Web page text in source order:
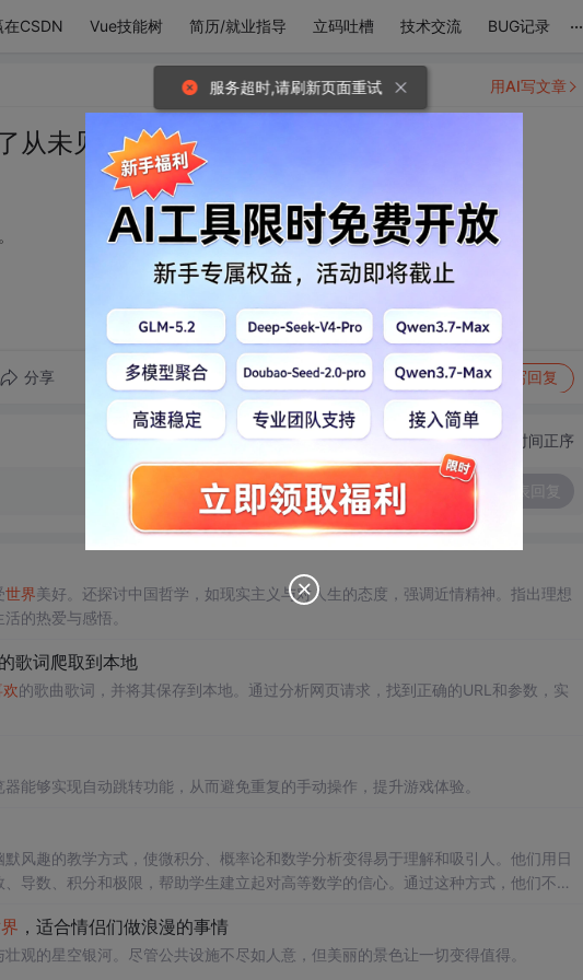
在CSDN Vue技能树 简历/就业指导 立码吐槽 技术交流 BUG记录 ...
从未见过的世界。
分享 转发到动态 举报 写回复
用AI写文章
切换为时间正序
世界美好。还探讨中国哲学，如现实主义与对人生的态度，强调近情精神。指出理想
的热爱与感悟。
歌词爬取到本地
的歌曲歌词，并将其保存到本地。通过分析网页请求，找到正确的URL和参数，实
能够实现自动跳转功能，从而避免重复的手动操作，提升游戏体验。
风趣的教学方式，使微积分、概率论和数学分析变得易于理解和吸引人。他们用日
导数、积分和极限，帮助学生建立起对高等数学的信心。通过这种方式，他们不仅
，适合情侣们做浪漫的事情
观的星空银河。尽管公共设施不尽如人意，但美丽的景色让一切变得值得。
服务超时,请刷新页面重试